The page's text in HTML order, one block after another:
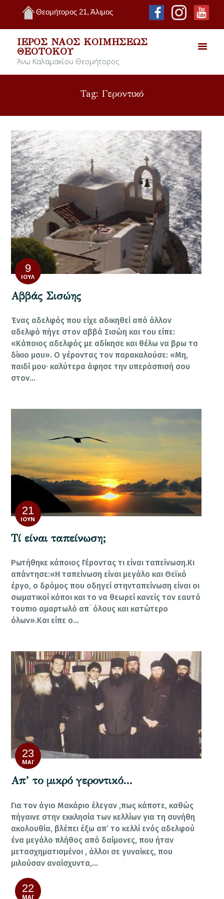
Θεομήτορος 21, Άλιμος
ΙΕΡΌΣ ΝΑΌΣ ΚΟΙΜΉΣΕΩΣ
ΘΕΟΤΌΚΟΥ
Άνω Καλαμακίου Θεομήτορος
Tag: Γεροντικό
9
ΙΟΎΛ
Αββάς Σισώης
Ένας αδελφός που είχε αδικηθεί από άλλον
αδελφό πήγε στον αββά Σισώη και του είπε:
«Κάποιος αδελφός με αδίκησε και θέλω να βρω το
δίκιο μου». Ο γέροντας τον παρακαλούσε: «Μη,
παιδί μου· καλύτερα άφησε την υπεράσπισή σου
στον…
21
ΙΟΎΝ
Τί είναι ταπείνωση;
Ρωτήθηκε κάποιος Γέροντας τι είναι ταπείνωση.Κι
απάντησε:«Η ταπείνωση είναι μεγάλο και Θεϊκό
έργο, ο δρόμος που οδηγεί στηνταπείνωση είναι οι
σωματικοί κόποι και το να θεωρεί κανείς τον εαυτό
τουπιο αμαρτωλό απ ́ όλους και κατώτερο
όλων».Και είπε ο…
23
ΜΆΙ
Απ’ το μικρό γεροντικό…
Για τον άγιο Μακάριο έλεγαν ,πως κάποτε, καθώς
πήγαινε στην εκκλησία των κελλίων για τη συνήθη
ακολουθία, βλέπει έξω απ’ το κελλί ενός αδελφού
ένα μεγάλο πλήθος από δαίμονες, που ήταν
μετασχηματισμένοι , άλλοι σε γυναίκες, που
μιλούσαν αναίσχυντα,…
22
ΜΆΙ